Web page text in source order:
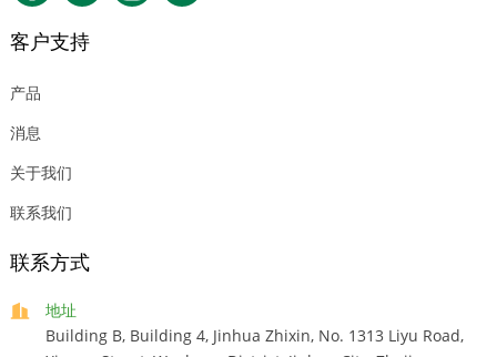
客户支持
产品
消息
关于我们
联系我们
联系方式
地址
Building B, Building 4, Jinhua Zhixin, No. 1313 Liyu Road,